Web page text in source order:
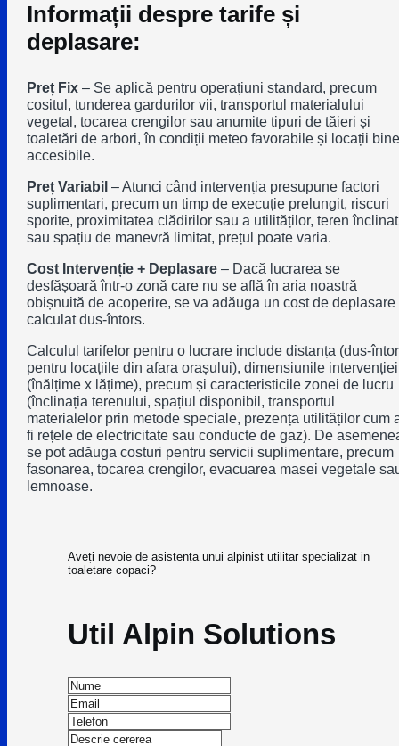
Informații despre tarife și
deplasare:
Preț Fix– Se aplică pentru operațiuni standard, precum
cositul, tunderea gardurilor vii, transportul materialului
vegetal, tocarea crengilor sau anumite tipuri de tăieri și
toaletări de arbori, în condiții meteo favorabile și locații bine
accesibile.
Preț Variabil– Atunci când intervenția presupune factori
suplimentari, precum un timp de execuție prelungit, riscuri
sporite, proximitatea clădirilor sau a utilităților, teren înclinat
sau spațiu de manevră limitat, prețul poate varia.
Cost Intervenție + Deplasare– Dacă lucrarea se
desfășoară într-o zonă care nu se află în aria noastră
obișnuită de acoperire, se va adăuga un cost de deplasare
calculat dus-întors.
Calculul tarifelor pentru o lucrare include distanța (dus-
pentru locațiile din afara orașului), dimensiunile intervenției
(înălțime x lățime), precum și caracteristicile zonei de lucru
(înclinația terenului, spațiul disponibil, transportul
materialelor prin metode speciale, prezența utilităților cum
fi rețele de electricitate sau conducte de gaz). De
se pot adăuga costuri pentru servicii suplimentare, precum
fasonarea, tocarea crengilor, evacuarea masei vegetale
lemnoase.
Aveți nevoie de asistența unui alpinist utilitar specializat in
toaletare copaci?
Util Alpin Solutions